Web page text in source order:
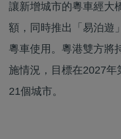
讓新增城市的粵車經大
額，同時推出「易泊遊
粵車使用。粵港雙方將
施情況，目標在2027
21個城市。